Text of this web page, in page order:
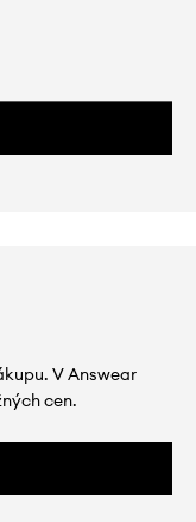
V Answear
cen.